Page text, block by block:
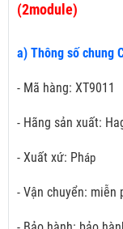
(2module)
a) Thông số chung
- Mã hàng: XT9011
- Hãng sản xuất:
- Xuất xứ: Pháp
- Vận chuyển: miễn